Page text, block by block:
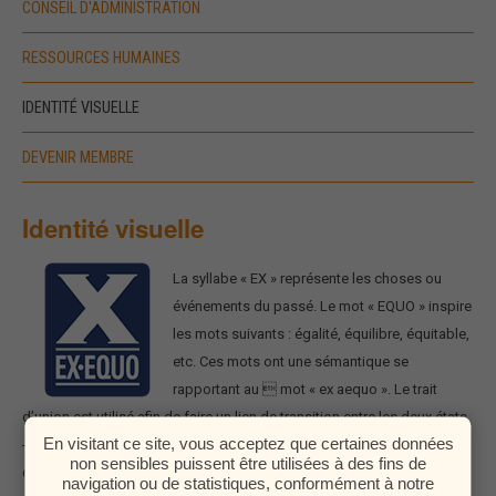
CONSEIL D'ADMINISTRATION
RESSOURCES HUMAINES
IDENTITÉ VISUELLE
DEVENIR MEMBRE
Identité visuelle
La syllabe « EX » représente les choses ou
événements du passé. Le mot « EQUO » inspire
les mots suivants : égalité, équilibre, équitable,
etc. Ces mots ont une sémantique se
rapportant au  mot « ex aequo ». Le trait
d’union est utilisé afin de faire un lien de transition entre les deux états.
- Le « X » est traité en gros pour mettre l’emphase sur une situation qui
doit cesser. Le mot « EX-EQUO » est traité entre deux lignes parallèles
En visitant ce site, vous acceptez que certaines données
non sensibles puissent être utilisées à des fins de
navigation ou de statistiques, conformément à notre